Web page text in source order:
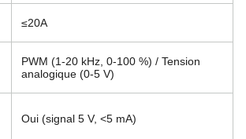
≤20A
PWM (1-20 kHz, 0-100 %) / Tension
analogique (0-5 V)
Oui (signal 5 V, <5 mA)